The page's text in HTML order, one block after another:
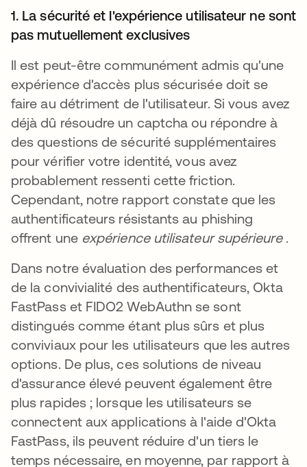
1. La sécurité et l'expérience utilisateur ne sont
pas mutuellement exclusives
Il est peut-être communément admis qu'une
expérience d'accès plus sécurisée doit se
faire au détriment de l'utilisateur. Si vous avez
déjà dû résoudre un captcha ou répondre à
des questions de sécurité supplémentaires
pour vérifier votre identité, vous avez
probablement ressenti cette friction.
Cependant, notre rapport constate que les
authentificateurs résistants au phishing
offrent une expérience utilisateur supérieure .
Dans notre évaluation des performances et
de la convivialité des authentificateurs, Okta
FastPass et FIDO2 WebAuthn se sont
distingués comme étant plus sûrs et plus
conviviaux pour les utilisateurs que les autres
options. De plus, ces solutions de niveau
d'assurance élevé peuvent également être
plus rapides ; lorsque les utilisateurs se
connectent aux applications à l'aide d'Okta
FastPass, ils peuvent réduire d'un tiers le
temps nécessaire, en moyenne, par rapport à